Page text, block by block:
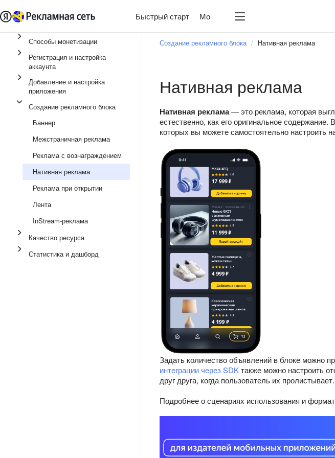
Быстрый старт Монетизация
React
Способы монетизации
Регистрация и настройка
аккаунта
Добавление и настройка
приложения
Создание рекламного блока
Баннер
Межстраничная реклама
Реклама с вознаграждением
Нативная реклама
Реклама при открытии
Лента
InStream-реклама
Качество ресурса
Статистика и дашборд
Создание рекламного блока Нативная реклама
Нативная реклама
Нативная реклама— это реклама, которая
естественно, как его оригинальное
которых вы можете самостоятельно настроить
Задать количество объявлений в блоке можно
интеграции через SDKтакже можно настроить
друг друга, когда пользователь их пролистывает.
Подробнее о сценариях использования и